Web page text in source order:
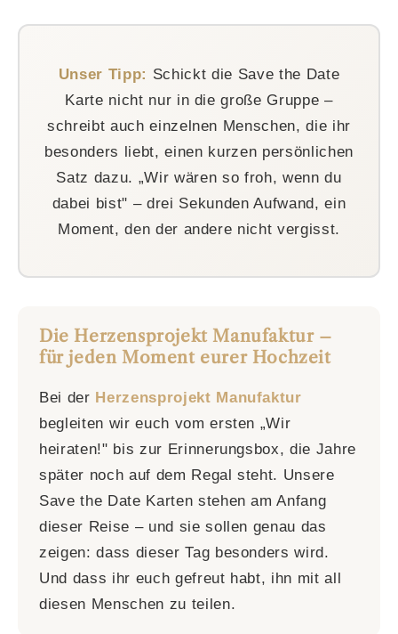
auf Handy, Tablet oder Computer. Keine
gestalten, herunterladen.
Unser Tipp: Schickt die Save the Date
Karte nicht nur in die große Gruppe –
schreibt auch einzelnen Menschen, die ihr
besonders liebt, einen kurzen persönlichen
Satz dazu. „Wir wären so froh, wenn du
dabei bist" – drei Sekunden Aufwand, ein
Moment, den der andere nicht vergisst.
Die Herzensprojekt Manufaktur –
für jeden Moment eurer Hochzeit
Bei der Herzensprojekt Manufaktur
begleiten wir euch vom ersten „Wir
heiraten!" bis zur Erinnerungsbox, die Jahre
später noch auf dem Regal steht. Unsere
Save the Date Karten stehen am Anfang
dieser Reise – und sie sollen genau das
zeigen: dass dieser Tag besonders wird.
Und dass ihr euch gefreut habt, ihn mit all
diesen Menschen zu teilen.